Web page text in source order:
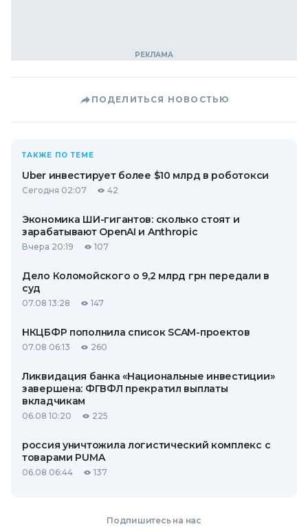
ПОДЕЛИТЬСЯ НОВОСТЬЮ
ТАКЖЕ ПО ТЕМЕ
Uber инвестирует более $10 млрд в роботокси
Сегодня 02:07 42
Экономика ШИ-гигантов: сколько стоят и
зарабатывают OpenAI и Anthropic
Вчера 20:19 107
Дело Коломойского о 9,2 млрд грн передали в
суд
07.08 13:28 147
НКЦБФР пополнила список SCAM-проектов
07.08 06:13 260
Ликвидация банка «Национальные инвестиции»
завершена: ФГВФЛ прекратил выплаты
вкладчикам
06.08 10:20 225
россия уничтожила логистический комплекс с
товарами PUMA
06.08 06:44 137
Подпишитесь на нас